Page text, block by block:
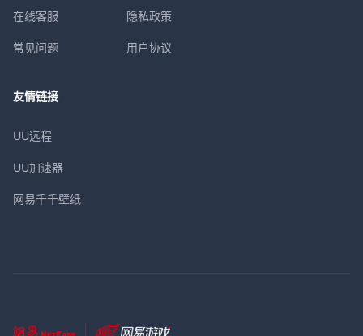
在线客服
常见问题
隐私政策
用户协议
友情链接
UU远程
UU加速器
网易千千壁纸